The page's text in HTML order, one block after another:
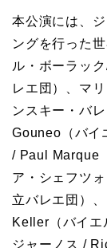
本公演には、
ングを行った
ル・ボーラッ
レエ団）、マ
ンスキー・バ
Gouneo（バイ
/ Paul Marque
ア・シェフツ
立バレエ団）
Keller（バイエ
ジャーノス /